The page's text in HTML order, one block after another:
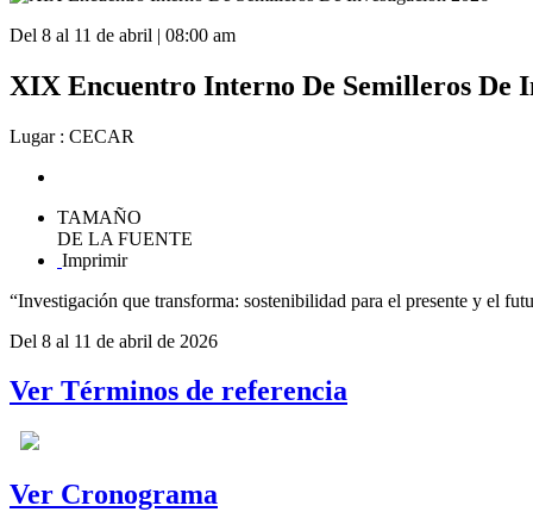
Del 8 al 11 de abril | 08:00 am
XIX Encuentro Interno De Semilleros De
Lugar : CECAR
TAMAÑO
DE LA FUENTE
Imprimir
“Investigación que transforma: sostenibilidad para el presente y el
Del 8 al 11 de abril de 2026
Ver Términos de referencia
Ver Cronograma